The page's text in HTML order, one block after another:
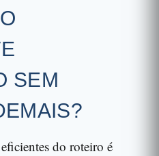
SEM
do roteiro é